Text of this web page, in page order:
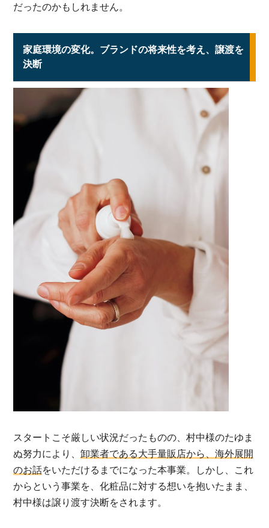
だったのかもしれません。
家庭環境の変化。ブランドの将来性を考え、譲渡を
決断
スタートこそ厳しい状況だったものの、村中様のたゆま
ぬ努力により、卸業者である大手量販店から、海外展開
のお話をいただけるまでになった本事業。しかし、これ
からという事業を、化粧品に対する想いを抱いたまま、
村中様は譲り渡す決断をされます。